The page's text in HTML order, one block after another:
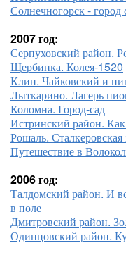
Солнечногорск -
2007 год:
Серпуховский район.
Щербинка. Колея-1520
Клин. Чайковский и
Лыткарино. Лагерь
Коломна. Город-сад
Истринский район.
Рошаль. Сталкеровская
Путешествие в
2006 год:
Талдомский район. И
в поле
Дмитровский район.
Одинцовский район.